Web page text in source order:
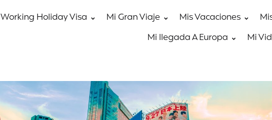
Working Holiday Visa Mi Gran Viaje Mis Vacaciones
Mi llegada A Europa
Mi